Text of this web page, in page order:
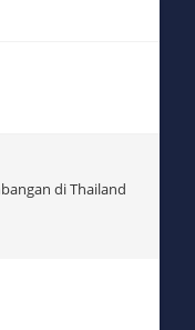
di Thailand